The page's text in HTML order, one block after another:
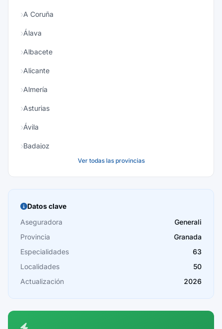
A Coruña
Álava
Albacete
Alicante
Almería
Asturias
Ávila
Badajoz
Burgos
Cáceres
Cádiz
Cantabria
Castellón
Ver todas las provincias
Datos clave
Aseguradora
Generali
Provincia
Granada
Especialidades
63
Localidades
50
Actualización
2026